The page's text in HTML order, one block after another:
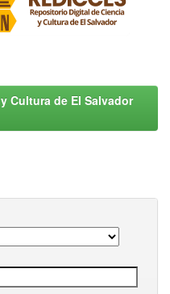
Cultura de El Salvador